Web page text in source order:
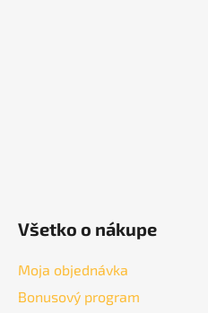
Všetko o nákupe
Moja objednávka
Bonusový program